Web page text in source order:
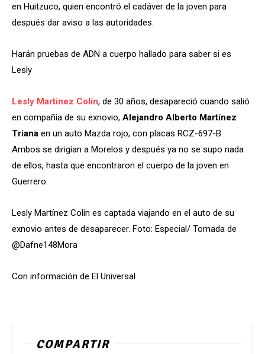
en Huitzuco, quien encontró el cadáver de la joven para
después dar aviso a las autoridades.
Harán pruebas de ADN a cuerpo hallado para saber si es
Lesly
Lesly Martínez Colín, de 30 años, desapareció cuando salió
en compañía de su exnovio, Alejandro Alberto Martínez
Triana en un auto Mazda rojo, con placas RCZ-697-B.
Ambos se dirigían a Morelos y después ya no se supo nada
de ellos, hasta que encontraron el cuerpo de la joven en
Guerrero.
Lesly Martínez Colín es captada viajando en el auto de su
exnovio antes de desaparecer. Foto: Especial/ Tomada de
@Dafne148Mora
Con información de El Universal
COMPARTIR